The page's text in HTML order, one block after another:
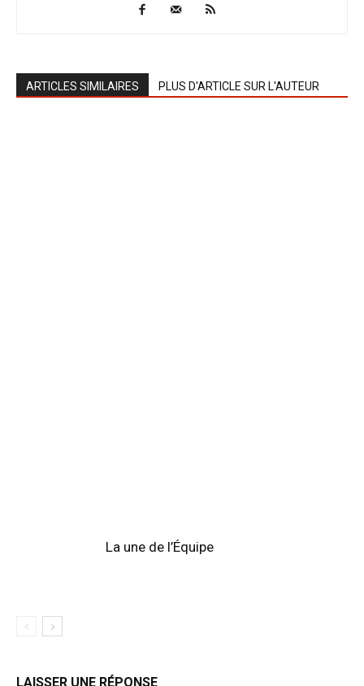
ARTICLES SIMILAIRES PLUS D'ARTICLE SUR L'AUTEUR
La une de l’Équipe
LAISSER UNE RÉPONSE